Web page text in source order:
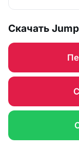
Скачать